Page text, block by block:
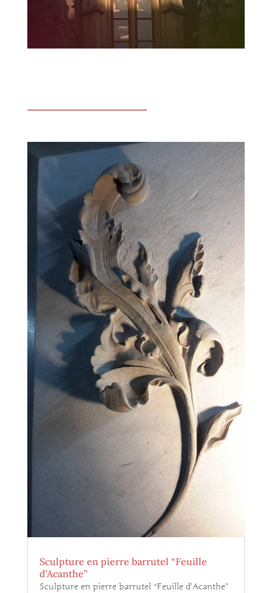
Sculpture en pierre barrutel “Feuille
d’Acanthe”
Sculpture en pierre barrutel “Feuille d’Acanthe”